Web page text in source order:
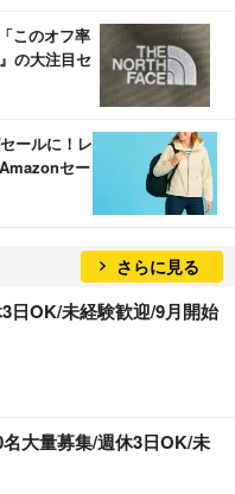
このオフ率
の大注目セ
ールに！レ
セー
さらに見る
日OK/未経験歓迎/9月開始
大量募集/週休3日OK/未